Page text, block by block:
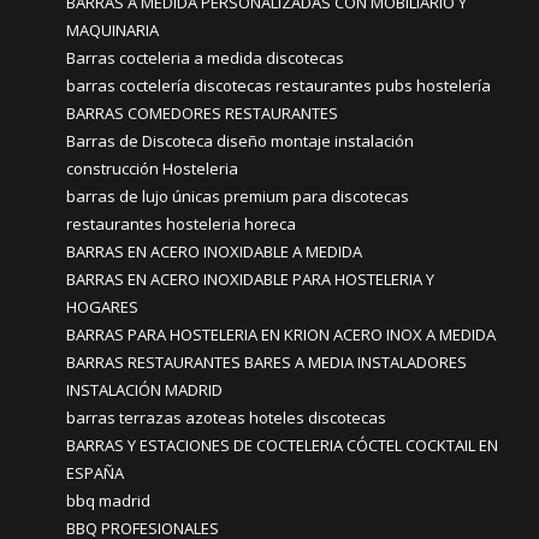
MAQUINARIA
Barras cocteleria a medida discotecas
barras coctelería discotecas restaurantes pubs hostelería
BARRAS COMEDORES RESTAURANTES
Barras de Discoteca diseño montaje instalación
construcción Hosteleria
barras de lujo únicas premium para discotecas
restaurantes hosteleria horeca
BARRAS EN ACERO INOXIDABLE A MEDIDA
BARRAS EN ACERO INOXIDABLE PARA HOSTELERIA Y
HOGARES
BARRAS PARA HOSTELERIA EN KRION ACERO INOX A MEDIDA
BARRAS RESTAURANTES BARES A MEDIA INSTALADORES
INSTALACIÓN MADRID
barras terrazas azoteas hoteles discotecas
BARRAS Y ESTACIONES DE COCTELERIA CÓCTEL COCKTAIL EN
ESPAÑA
bbq madrid
BBQ PROFESIONALES